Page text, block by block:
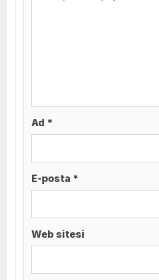
Ad *
E-posta *
Web sitesi